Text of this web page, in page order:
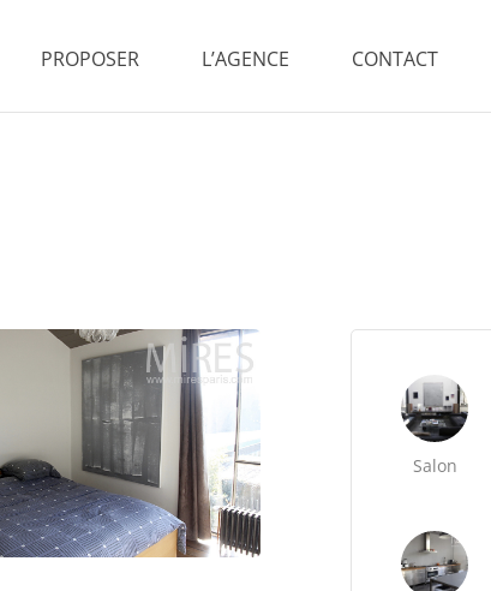
PROPOSER L’AGENCE CONTACT
Salon